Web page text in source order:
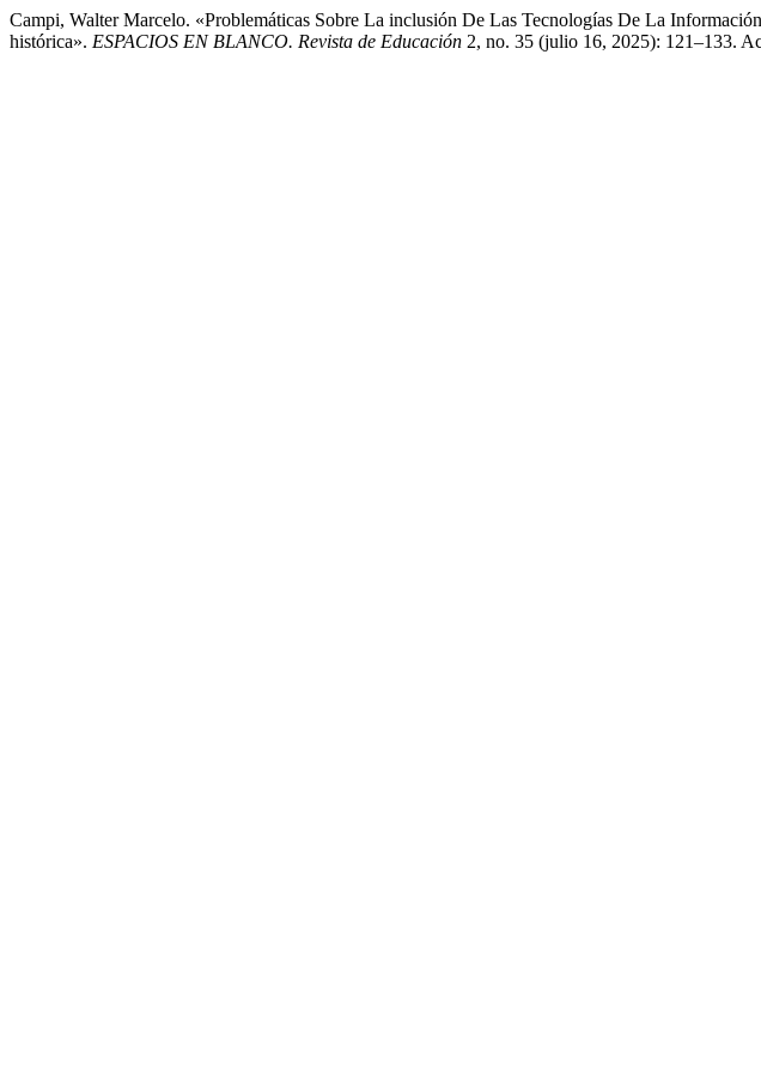
Campi, Walter Marcelo. «Problemáticas Sobre La inclusión De Las Tecnologías De La
histórica». ESPACIOS EN BLANCO. Revista de Educación 2, no. 35 (julio 16, 2025): 121–133.